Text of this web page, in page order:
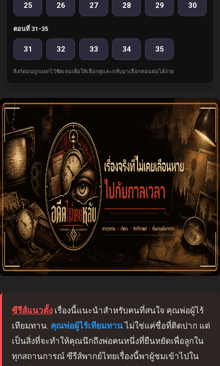
25 26 27 28 29 30
ตอนที่ 31-35
31 32 33 34 35
ลิงก์ตอนถูกแยกไว้ชัดเจนเพื่อให้เลือกดูและกลับมาเลือกตอนต่อได้ง่าย
ซีรีส์แนวตั้ง เรื่องนี้แนะนำสำหรับคนที่สนใจ คุณพ่อผู้ไร้
เทียมทาน. คุณพ่อผู้ไร้เทียมทานไม่ใช่แค่ชื่อที่ติดปาก แต่
เป็นสิ่งที่จะทำให้คุณนึกถึงพ่อคนหนึ่งที่ยืนหยัดเพื่อลูกใน
ทุกสถานการณ์ ซีรีส์พากย์ไทยเรื่องนี้พาผู้ชมเข้าไปใน